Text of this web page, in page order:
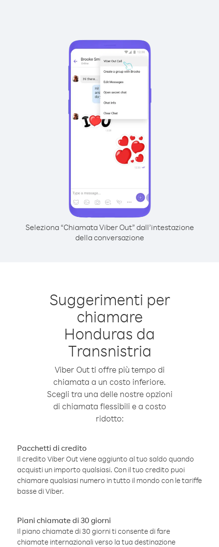
Seleziona “Chiamata Viber Out” dall’intestazione
della conversazione
Suggerimenti per
chiamare
Honduras da
Transnistria
Viber Out ti offre più tempo di
chiamata a un costo inferiore.
Scegli tra una delle nostre opzioni
di chiamata flessibili e a costo
ridotto:
Pacchetti di credito
Il credito Viber Out viene aggiunto al tuo saldo quando
acquisti un importo qualsiasi. Con il tuo credito puoi
chiamare qualsiasi numero in tutto il mondo con le tariffe
basse di Viber.
Piani chiamate di 30 giorni
Il piano chiamate di 30 giorni ti consente di fare
chiamate internazionali verso la tua destinazione